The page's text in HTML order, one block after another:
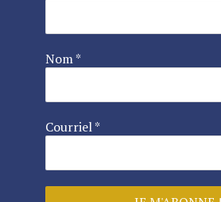
Nom*
Courriel*